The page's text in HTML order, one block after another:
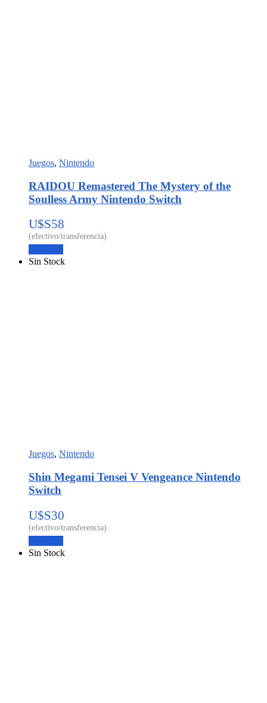
Juegos, Nintendo
RAIDOU Remastered The Mystery of the
Soulless Army Nintendo Switch
U$S58
Sin Stock
Juegos, Nintendo
Shin Megami Tensei V Vengeance Nintendo
Switch
U$S30
Sin Stock